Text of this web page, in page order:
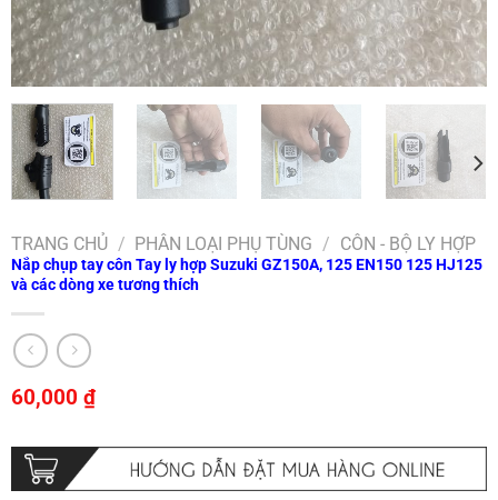
TRANG CHỦ / PHÂN LOẠI PHỤ TÙNG / CÔN - BỘ LY HỢP
Nắp chụp tay côn Tay ly hợp Suzuki GZ150A, 125 EN150 125 HJ125
và các dòng xe tương thích
60,000 ₫